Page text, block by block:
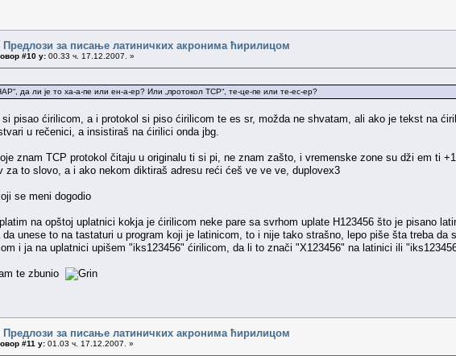
Предлози за писање латиничких акронима ћирилицом
#10 у: 00.33 ч. 17.12.2007. »
да ли је то ха-а-пе или ен-а-ер? Или „протокол TCP“, те-це-пе или те-ес-ер?
si pisao ćirilicom, a i protokol si piso ćirilicom te es sr, možda ne shvatam, ali ako je tekst na
u rečenici, a insistiraš na ćirilici onda jbg.
znam TCP protokol čitaju u originalu ti si pi, ne znam zašto, i vremenske zone su dži em ti
za to slovo, a i ako nekom diktiraš adresu reći ćeš ve ve ve, duplovex3
se meni dogodio
na opštoj uplatnici kokja je ćirilicom neke pare sa svrhom uplate H123456 što je pisano
unese to na tastaturi u program koji je latinicom, to i nije tako strašno, lepo piše šta treba
i ja na uplatnici upišem "iks123456" ćirilicom, da li to znači "X123456" na latinici ili
te zbunio
Предлози за писање латиничких акронима ћирилицом
#11 у: 01.03 ч. 17.12.2007. »